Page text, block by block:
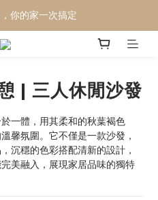
三萬有找
你的家一次搞定
三萬有找
| 三人休閒沙發
一體，用其柔和的秋葉褐色
馨氛圍。它不僅是一款沙發，
沉穩的色彩搭配清新的設計，
美融入，展現家居品味的獨特